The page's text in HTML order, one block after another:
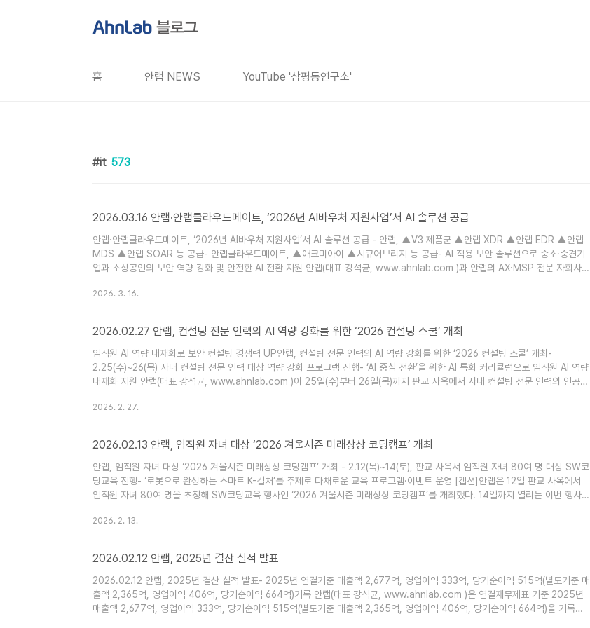
홈 안랩 NEWS YouTube '삼평동연구소'
it 573
2026.03.16 안랩·안랩클라우드메이트, ‘2026년 AI바우처 지원사업’서 AI 솔루션 공급
안랩·안랩클라우드메이트, ‘2026년 AI바우처 지원사업’서 AI 솔루션 공급 - 안랩, ▲V3 제품군 ▲안랩 XDR ▲안랩 EDR ▲안랩
MDS ▲안랩 SOAR 등 공급- 안랩클라우드메이트, ▲애크미아이 ▲시큐어브리지 등 공급- AI 적용 보안 솔루션으로 중소·중견기
업과 소상공인의 보안 역량 강화 및 안전한 AI 전환 지원 안랩(대표 강석균, www.ahnlab.com )과 안랩의 AX·MSP 전문 자회사
는 ‘2026년 AI 바우처 지원사업’에서 중소·중견기업 등에 AI 솔루션을 공급한다. 안랩은 AI를 활용한 사이버 위협 탐지·분석·대응 기
2026. 3. 16.
2026.02.27 안랩, 컨설팅 전문 인력의 AI 역량 강화를 위한 ‘2026 컨설팅 스쿨’ 개최
임직원 AI 역량 내재화로 보안 컨설팅 경쟁력 UP안랩, 컨설팅 전문 인력의 AI 역량 강화를 위한 ‘2026 컨설팅 스쿨’ 개최-
2.25(수)~26(목) 사내 컨설팅 전문 인력 대상 역량 강화 프로그램 진행- ‘AI 중심 전환’을 위한 AI 특화 커리큘럼으로 임직원 AI 역량
내재화 지원 안랩(대표 강석균, www.ahnlab.com )이 25일(수)부터 26일(목)까지 판교 사옥에서 사내 컨설팅 전문 인력의 인공지
컨설팅 업무 전반에서의 AI 활용을 확대하기 위해 임직원에게 내·외부 전문가 강연을 제공했다. 외부 전문가 강연으로는
2026. 2. 27.
2026.02.13 안랩, 임직원 자녀 대상 ‘2026 겨울시즌 미래상상 코딩캠프’ 개최
안랩, 임직원 자녀 대상 ‘2026 겨울시즌 미래상상 코딩캠프’ 개최 - 2.12(목)~14(토), 판교 사옥서 임직원 자녀 80여 명 대상 SW코
딩교육 진행- ‘로봇으로 완성하는 스마트 K-컬처’를 주제로 다채로운 교육 프로그램·이벤트 운영 [캡션]안랩은 12일 판교 사옥에서
임직원 자녀 80여 명을 초청해 SW코딩교육 행사인 ‘2026 겨울시즌 미래상상 코딩캠프’를 개최했다. 14일까지 열리는 이번 행사에
www.ahnlab.com )이 12일(목) 판교 사옥에서 임직원의 초등·중학생 자녀 80여 명을 대상으로 SW코딩교육 행사인 ‘2026 겨울
2026. 2. 13.
2026.02.12 안랩, 2025년 결산 실적 발표
2026.02.12 안랩, 2025년 결산 실적 발표- 2025년 연결기준 매출액 2,677억, 영업이익 333억, 당기순이익 515억(별도기준 매
출액 2,365억, 영업이익 406억, 당기순이익 664억)기록 안랩(대표 강석균, www.ahnlab.com )은 연결재무제표 기준 2025년
매출액 2,677억, 영업이익 333억, 당기순이익 515억(별도기준 매출액 2,365억, 영업이익 406억, 당기순이익 664억)을 기록했